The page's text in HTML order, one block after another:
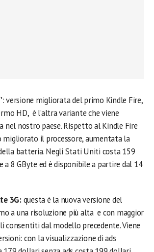
: versione migliorata del primo Kindle Fire,
HD, è l’altra variante che viene
nel nostro paese. Rispetto al Kindle Fire
il processore, aumentata la
batteria. Negli Stati Uniti costa 159
a 8 GByte ed è disponibile a partire dal 14
3G:questa è la nuova versione del
a una risoluzione più alta e con maggior
consentiti dal modello precedente. Viene
con la visualizzazione di ads